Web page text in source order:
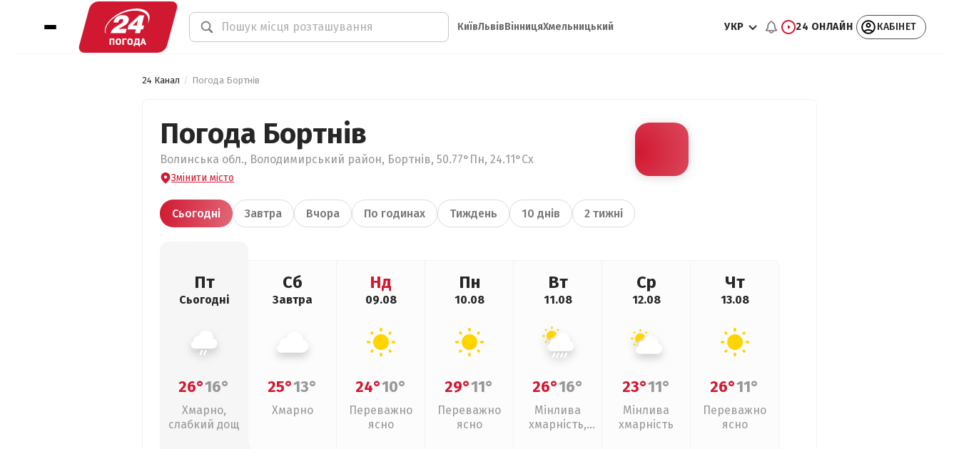
КиївЛьвівВінницяХмельницький УКР 24 ОНЛАЙН КАБІНЕТ
24 Канал Погода Бортнів
Погода Бортнів
Волинська обл., Володимирський район, Бортнів, 50.77°Пн, 24.11°Сх
Змінити місто
Сьогодні Завтра Вчора По годинах Тиждень 10 днів 2 тижні
Пт
Сьогодні
26°16°
Хмарно,
слабкий дощ
Сб
Завтра
25°13°
Хмарно
Нд
09.08
24°10°
Переважно
ясно
Пн
10.08
29°11°
Переважно
ясно
Вт
11.08
26°16°
Мінлива
хмарність,
Ср
12.08
23°11°
Мінлива
хмарність
Чт
13.08
26°11°
Переважно
ясно